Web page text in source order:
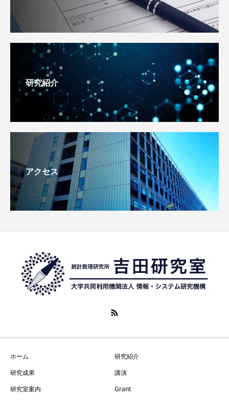
研究紹介
アクセス
ホーム
研究紹介
研究成果
講演
研究室案内
Grant